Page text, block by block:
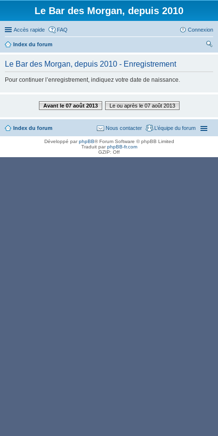
Le Bar des Morgan, depuis 2010
Accès rapide FAQ Connexion
Index du forum
Le Bar des Morgan, depuis 2010 - Enregistrement
Pour continuer l’enregistrement, indiquez votre date de naissance.
Avant le 07 août 2013 Le ou après le 07 août 2013
Index du forum L’équipe du forum
Nous contacter
Développé parphpBB® Forum Software © phpBB Limited
Traduit parphpBB-fr.com
GZIP: Off